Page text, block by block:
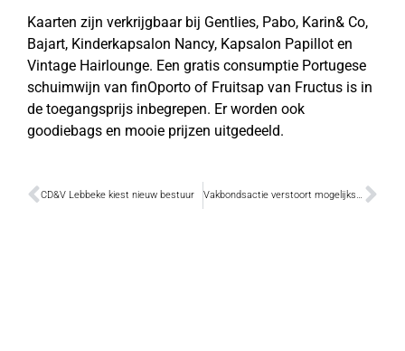
Kaarten zijn verkrijgbaar bij Gentlies, Pabo, Karin& Co,
Bajart, Kinderkapsalon Nancy, Kapsalon Papillot en
Vintage Hairlounge. Een gratis consumptie Portugese
schuimwijn van finOporto of Fruitsap van Fructus is in
de toegangsprijs inbegrepen. Er worden ook
goodiebags en mooie prijzen uitgedeeld.
CD&V Lebbeke kiest nieuw bestuur Vakbondsactie verstoort mogelijks afvalophaling